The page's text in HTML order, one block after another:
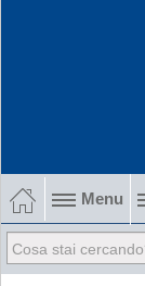
Menu
1902-1915 Gli